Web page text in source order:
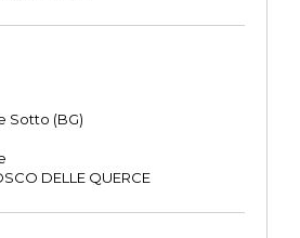
Sotto (BG)
DELLE QUERCE